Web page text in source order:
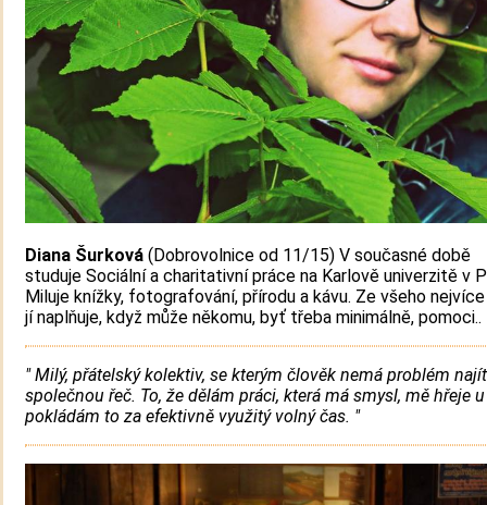
Diana Šurková (Dobrovolnice od 11/15) V současné době
studuje Sociální a charitativní práce na Karlově univerzitě v
Miluje knížky, fotografování, přírodu a kávu. Ze všeho nejvíce
jí naplňuje, když může někomu, byť třeba minimálně, pomoci..
" Milý, přátelský kolektiv, se kterým člověk nemá problém najít
společnou řeč. To, že dělám práci, která má smysl, mě hřeje
pokládám to za efektivně využitý volný čas. "